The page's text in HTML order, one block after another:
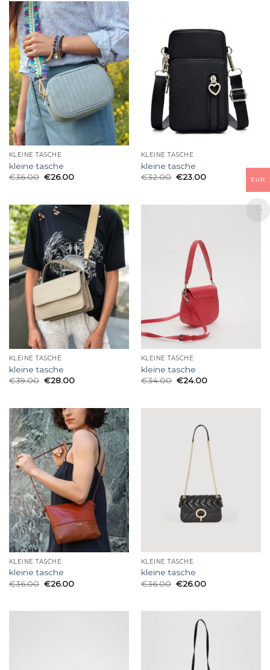
KLEINE TASCHE
kleine tasche
€36.00 €26.00
KLEINE TASCHE
kleine tasche
€32.00 €23.00
KLEINE TASCHE
kleine tasche
€39.00 €28.00
KLEINE TASCHE
kleine tasche
€34.00 €24.00
KLEINE TASCHE
kleine tasche
€36.00 €26.00
KLEINE TASCHE
kleine tasche
€36.00 €26.00
EUR